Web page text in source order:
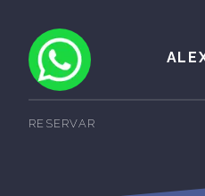
RESERVAR